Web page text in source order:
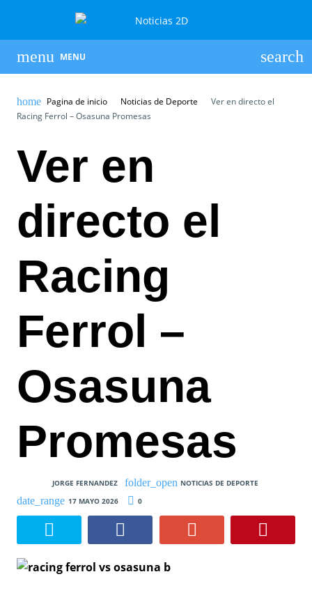
MENU
Pagina de inicio Noticias de Deporte
Ver en directo el
Racing Ferrol – Osasuna Promesas
Ver en
directo el
Racing
Ferrol –
Osasuna
Promesas
JORGE FERNANDEZ
NOTICIAS DE DEPORTE
17 MAYO 2026
0